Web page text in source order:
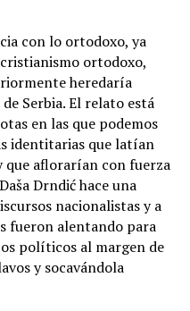
con lo ortodoxo, ya
ortodoxo,
heredaría
Serbia. El relato está
en las que podemos
identitarias que latían
que aflorarían con fuerza
Drndić hace una
nacionalistas y a
fueron alentando para
políticos al margen de
y socavándola